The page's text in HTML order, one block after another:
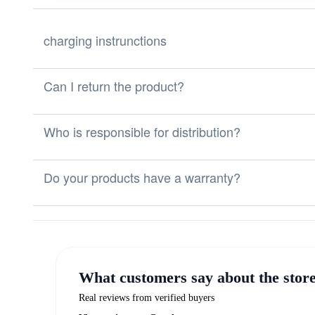
charging instrunctions
Can I return the product?
Who is responsible for distribution?
Do your products have a warranty?
What customers say about the
Real reviews from verified buyers